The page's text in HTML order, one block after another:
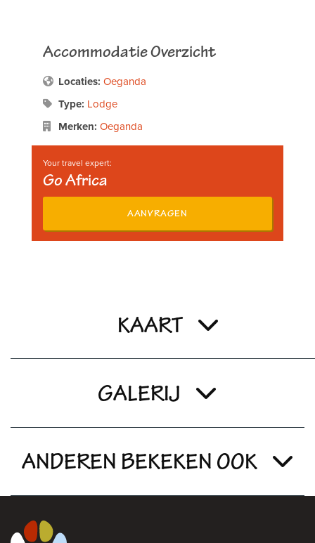
Accommodatie Overzicht
Locaties: Oeganda
Type: Lodge
Merken: Oeganda
Your travel expert:
Go Africa
AANVRAGEN
KAART
GALERIJ
ANDEREN BEKEKEN OOK